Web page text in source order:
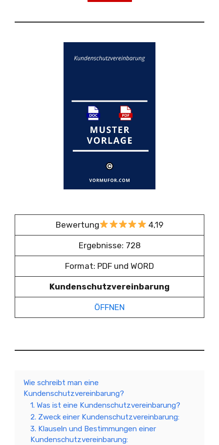
Bewertung 4,19
Ergebnisse: 728
Format: PDF und WORD
Kundenschutzvereinbarung
ÖFFNEN
Wie schreibt man eine
Kundenschutzvereinbarung?
1. Was ist eine Kundenschutzvereinbarung?
2. Zweck einer Kundenschutzvereinbarung:
3. Klauseln und Bestimmungen einer
Kundenschutzvereinbarung: